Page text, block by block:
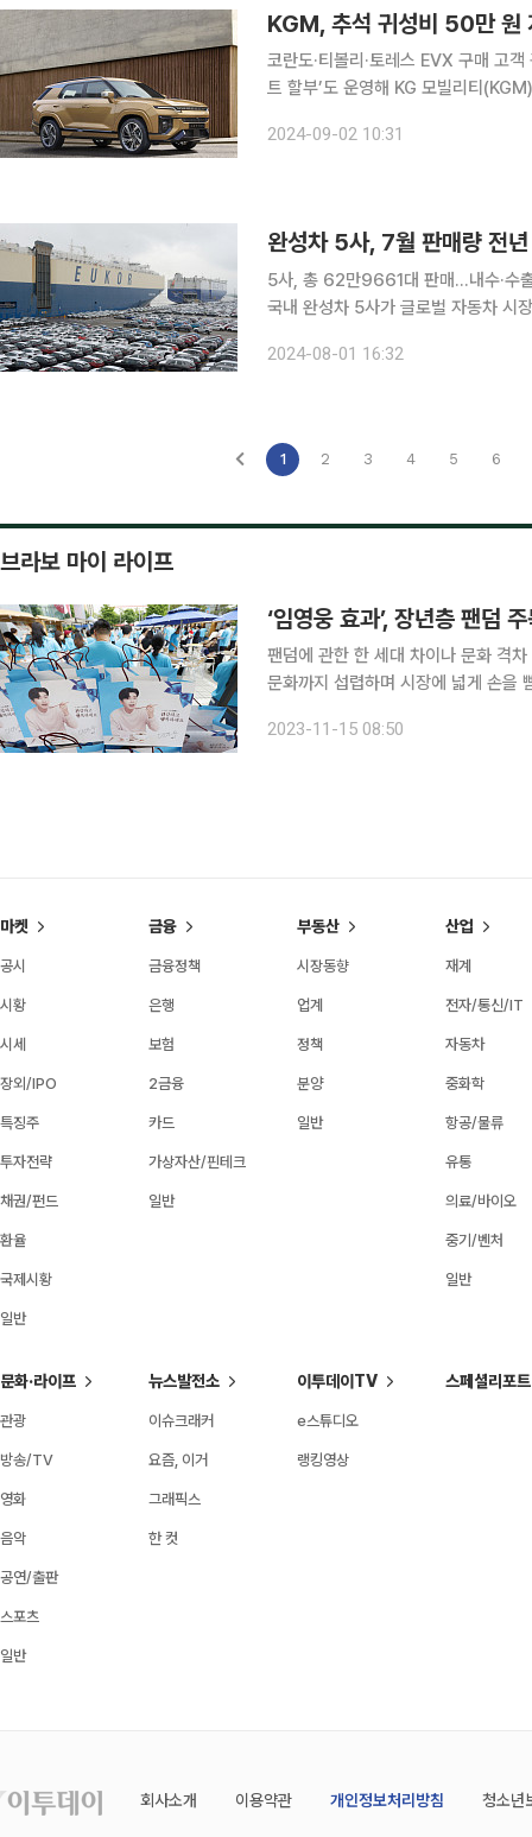
KGM, 추석 귀성비 50만 원
코란도·티볼리·토레스 EVX 구매 고
트 할부’도 운영해 KG 모빌리티(KGM)가 민족 최대의 명절 추석을 맞아 9월 한달 동안 귀성비 지원
EVX(밴 포함)를 구매하는 모든 고객
2024-09-02 10:31
완성차 5사, 7월 판매량 전
5사, 총 62만9661대 판매…내수·수
국내 완성차 5사가 글로벌 자동차 시
르면 이들 5사는 내수 시장 10만
2024-08-01 16:32
1 2 3 4 5 6
브라보 마이 라이프
‘임영웅 효과’, 장년층 팬덤
팬덤에 관한 한 세대 차이나 문화 격
문화까지 섭렵하며 시장에 넓게 손을 뻗치고 있다. 높은 경제 수준과 여유
단(BTS) 정국의 한마디에 콤부차(차
2023-11-15 08:50
마켓
공시
시황
시세
장외/IPO
특징주
투자전략
채권/펀드
환율
국제시황
일반
금융
금융정책
은행
보험
2금융
카드
가상자산/핀테크
일반
부동산
시장동향
업계
정책
분양
일반
산업
재계
전자/통신/IT
자동차
중화학
항공/물류
유통
의료/바이오
중기/벤처
일반
문화·라이프
관광
방송/TV
영화
음악
공연/출판
스포츠
일반
뉴스발전소
이슈크래커
요즘, 이거
그래픽스
한 컷
이투데이TV
e스튜디오
랭킹영상
스페셜리포트
회사소개 이용약관 개인정보처리방침 청소년